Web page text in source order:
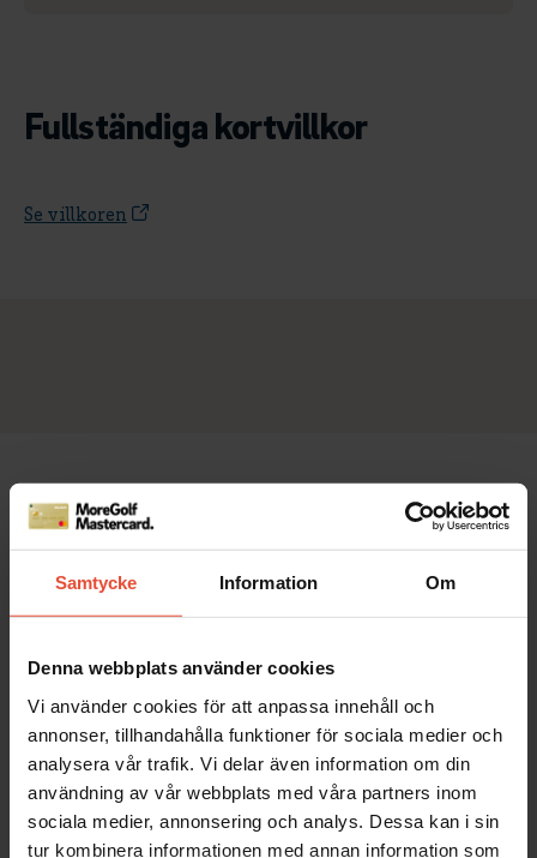
Samtycke Information Om
Denna webbplats använder cookies
Vi använder cookies för att anpassa innehåll och
annonser, tillhandahålla funktioner för sociala medier och
analysera vår trafik. Vi delar även information om din
användning av vår webbplats med våra partners inom
sociala medier, annonsering och analys. Dessa kan i sin
tur kombinera informationen med annan information som
Fullständiga kortvillkor
Se villkoren
Stolt partner till de svenska